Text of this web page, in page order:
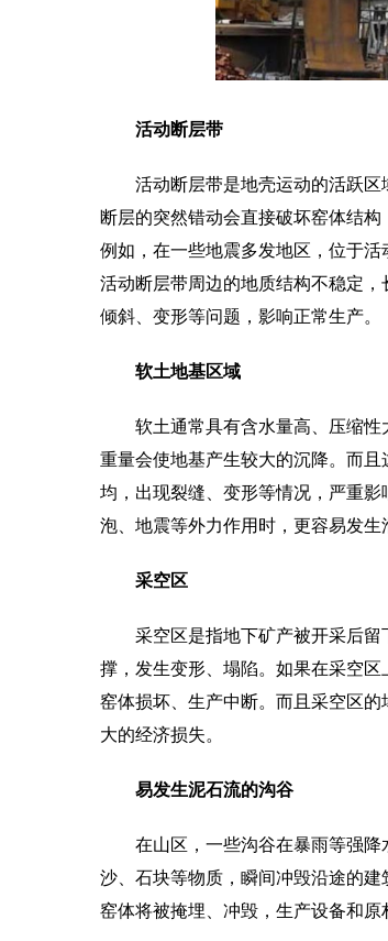
活动断层带
活动断层带是地壳运动的活跃
断层的突然错动会直接破坏窑体结
例如，在一些地震多发地区，位于
活动断层带周边的地质结构不稳定
倾斜、变形等问题，影响正常生产。
软土地基区域
软土通常具有含水量高、压缩
重量会使地基产生较大的沉降。而
均，出现裂缝、变形等情况，严重
泡、地震等外力作用时，更容易发生
采空区
采空区是指地下矿产被开采后
撑，发生变形、塌陷。如果在采空
窑体损坏、生产中断。而且采空区
大的经济损失。
易发生泥石流的沟谷
在山区，一些沟谷在暴雨等强
沙、石块等物质，瞬间冲毁沿途的
窑体将被掩埋、冲毁，生产设备和原